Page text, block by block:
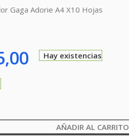
Gaga Adorie A4 X10 Hojas
Hay existencias
AÑADIR AL CARRITO